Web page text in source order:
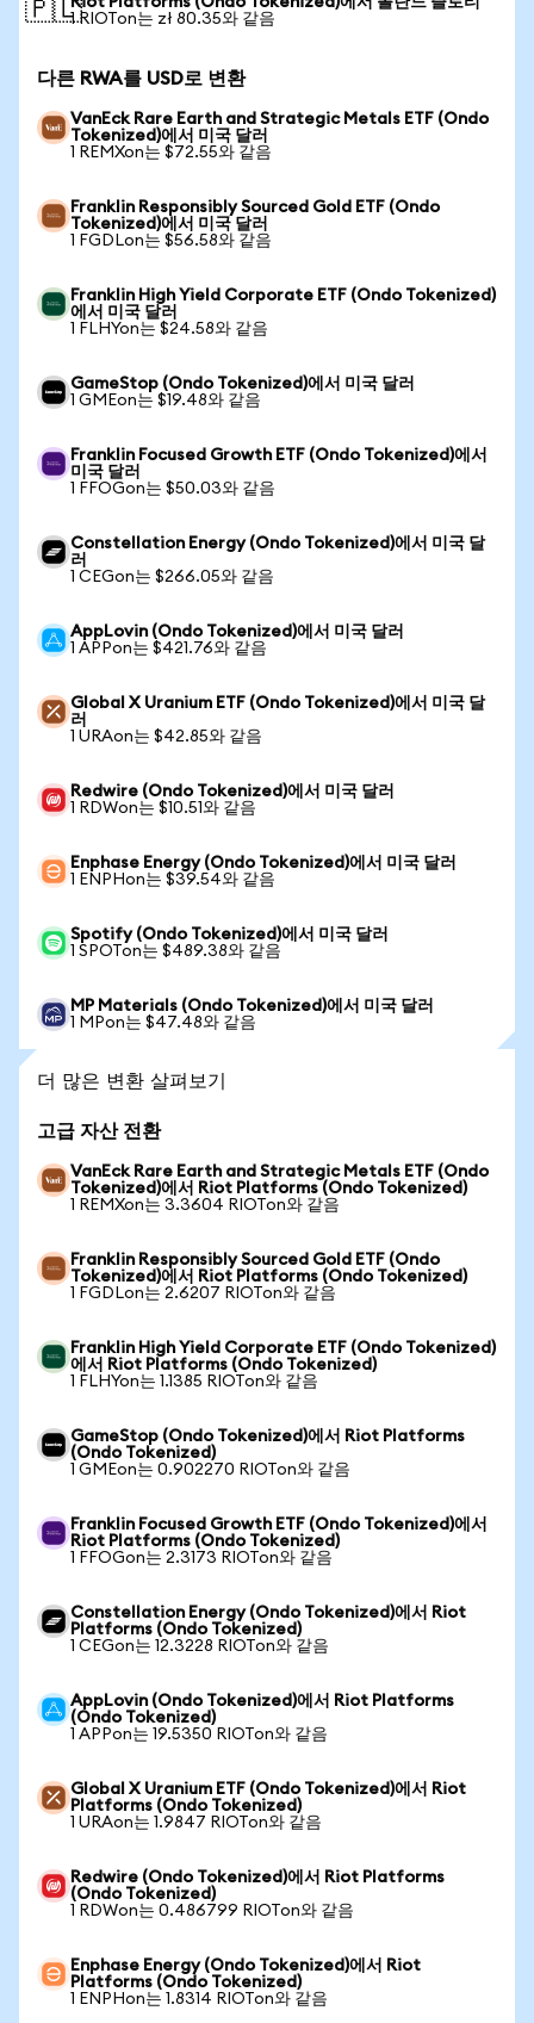
🇵🇱1 RIOTon는 zł 80.35와 같음
다른 RWA를 USD로 변환
VanEck Rare Earth and Strategic Metals ETF (Ondo
Tokenized)에서 미국 달러
1 REMXon는 $72.55와 같음
Franklin Responsibly Sourced Gold ETF (Ondo
Tokenized)에서 미국 달러
1 FGDLon는 $56.58와 같음
Franklin High Yield Corporate ETF (Ondo Tokenized)
에서 미국 달러
1 FLHYon는 $24.58와 같음
GameStop (Ondo Tokenized)에서 미국 달러
1 GMEon는 $19.48와 같음
Franklin Focused Growth ETF (Ondo Tokenized)에서
미국 달러
1 FFOGon는 $50.03와 같음
Constellation Energy (Ondo Tokenized)에서 미국 달
러
1 CEGon는 $266.05와 같음
AppLovin (Ondo Tokenized)에서 미국 달러
1 APPon는 $421.76와 같음
Global X Uranium ETF (Ondo Tokenized)에서 미국 달
러
1 URAon는 $42.85와 같음
Redwire (Ondo Tokenized)에서 미국 달러
1 RDWon는 $10.51와 같음
Enphase Energy (Ondo Tokenized)에서 미국 달러
1 ENPHon는 $39.54와 같음
Spotify (Ondo Tokenized)에서 미국 달러
1 SPOTon는 $489.38와 같음
MP Materials (Ondo Tokenized)에서 미국 달러
1 MPon는 $47.48와 같음
더 많은 변환 살펴보기
고급 자산 전환
VanEck Rare Earth and Strategic Metals ETF (Ondo
Tokenized)에서 Riot Platforms (Ondo Tokenized)
1 REMXon는 3.3604 RIOTon와 같음
Franklin Responsibly Sourced Gold ETF (Ondo
Tokenized)에서 Riot Platforms (Ondo Tokenized)
1 FGDLon는 2.6207 RIOTon와 같음
Franklin High Yield Corporate ETF (Ondo Tokenized)
에서 Riot Platforms (Ondo Tokenized)
1 FLHYon는 1.1385 RIOTon와 같음
GameStop (Ondo Tokenized)에서 Riot Platforms
(Ondo Tokenized)
1 GMEon는 0.902270 RIOTon와 같음
Franklin Focused Growth ETF (Ondo Tokenized)에서
Riot Platforms (Ondo Tokenized)
1 FFOGon는 2.3173 RIOTon와 같음
Constellation Energy (Ondo Tokenized)에서 Riot
Platforms (Ondo Tokenized)
1 CEGon는 12.3228 RIOTon와 같음
AppLovin (Ondo Tokenized)에서 Riot Platforms
(Ondo Tokenized)
1 APPon는 19.5350 RIOTon와 같음
Global X Uranium ETF (Ondo Tokenized)에서 Riot
Platforms (Ondo Tokenized)
1 URAon는 1.9847 RIOTon와 같음
Redwire (Ondo Tokenized)에서 Riot Platforms
(Ondo Tokenized)
1 RDWon는 0.486799 RIOTon와 같음
Enphase Energy (Ondo Tokenized)에서 Riot
Platforms (Ondo Tokenized)
1 ENPHon는 1.8314 RIOTon와 같음